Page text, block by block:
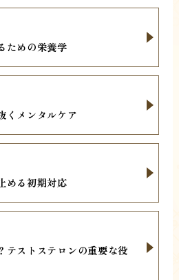
ための栄養学
くメンタルケア
める初期対応
テストステロンの重要な役